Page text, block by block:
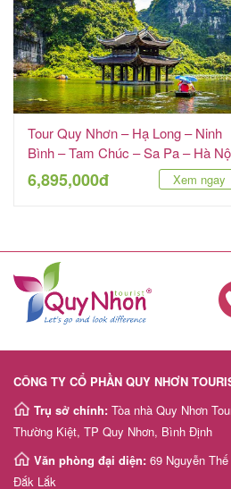
Tour Quy Nhơn – Hạ Long – Ninh
Bình – Tam Chúc – Sa Pa – Hà
6 ngày 5 đêm
6,895,000đ Xem ngay
CÔNG TY CỔ PHẦN QUY NHƠN
Trụ sở chính: Tòa nhà Quy Nhơn
Thường Kiệt, TP Quy Nhơn, Bình Định
Văn phòng đại diện: 69 Nguyễn
Đắk Lắk